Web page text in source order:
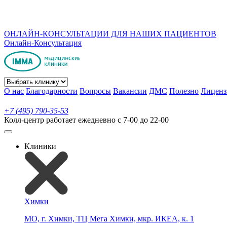
ОНЛАЙН-КОНСУЛЬТАЦИИ ДЛЯ НАШИХ ПАЦИЕНТОВ
Онлайн-Консультация
О нас Благодарности Вопросы Вакансии ДМС Полезно
+7 (495) 790-35-53
Колл-центр работает ежедневно с 7-00 до 22-00
Клиники
Химки
МО, г. Химки, ТЦ Мега Химки, мкр. ИКЕА, к. 1